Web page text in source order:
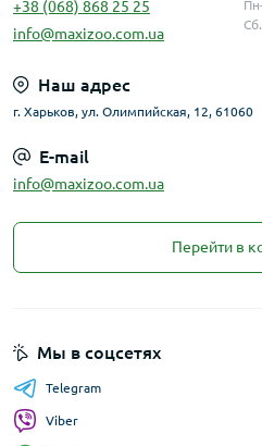
+38 (068) 868 25 25
info@maxizoo.com.ua
Наш адрес
г. Харьков, ул. Олимпийская, 12, 61060
E-mail
info@maxizoo.com.ua
Перейти в
Мы в соцсетях
Telegram
Viber